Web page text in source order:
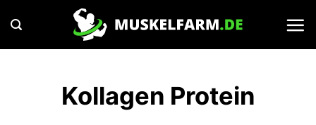
Inhalt
springen
Kollagen Protein